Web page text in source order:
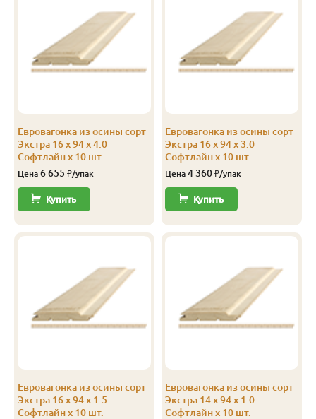
Евровагонка из осины сорт
Экстра 16 x 94 x 4.0
Софтлайн x 10 шт.
Цена 6 655 ₽/упак
Купить
Евровагонка из осины сорт
Экстра 16 x 94 x 1.5
Софтлайн x 10 шт.
Евровагонка из осины сорт
Экстра 16 x 94 x 3.0
Софтлайн x 10 шт.
Цена 4 360 ₽/упак
Купить
Евровагонка из осины сорт
Экстра 14 x 94 x 1.0
Софтлайн x 10 шт.